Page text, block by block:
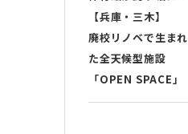
【兵庫・三木】
廃校リノベで生まれ
た全天候型施設
「OPEN SPACE」